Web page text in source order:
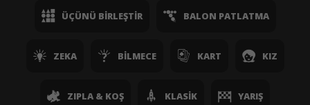
ÜÇÜNÜ BIRLEŞTIR BALON PATLATMA
ZEKA BILMECE KART KIZ
ZIPLA & KOŞ KLASIK YARIŞ